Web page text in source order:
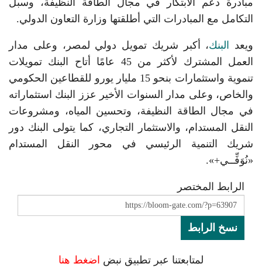
مبادرة دعم الابتكار في مجال الطاقة النظيفة، وسبل
التكامل مع المبادرات التي أطلقتها وزارة التعاون الدولي.
ويعد البنك، أكبر شريك تمويل دولي لمصر، وعلى مدار
العمل المشترك لأكثر من 45 عامًا أتاح البنك تمويلات
تنموية واستثمارات بنحو 15 مليار يورو للقطاعين الحكومي
والخاص، وعلى مدار السنوات الأخير عزز البنك استثماراته
في مجال الطاقة النظيفة، وتحسين المياه، ومشروعات
النقل المستدام، والاستثمار التجاري، كما يتولى البنك دور
شريك التنمية الرئيسي في محور النقل المستدام
«نُوَفِّــي+».
الرابط المختصر
نسخ الرابط
لمتابعتنا عبر تطبيق نبض اضغط هنا